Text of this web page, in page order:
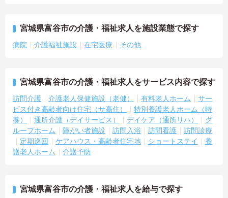
宮城県富谷市の介護・福祉求人を施設業態で探す
病院 介護福祉施設 在宅医療 その他
宮城県富谷市の介護・福祉求人をサービス内容で探す
訪問介護 介護老人保健施設（老健） 有料老人ホーム
サー
ビス付き高齢者向け住宅（サ高住）
特別養護老人ホーム（特
養）
通所介護（デイサービス） デイケア（通所リハ）
グ
ループホーム
障がい者施設 訪問入浴 訪問看護
訪問診療
定期巡回
ケアハウス・高齢者住宅地 ショートステイ
養
護老人ホーム
介護予防
宮城県富谷市の介護・福祉求人を給与で探す